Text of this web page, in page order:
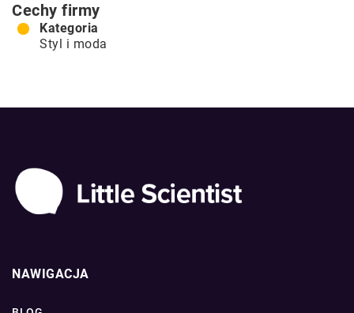
Cechy firmy
Kategoria
Styl i moda
NAWIGACJA